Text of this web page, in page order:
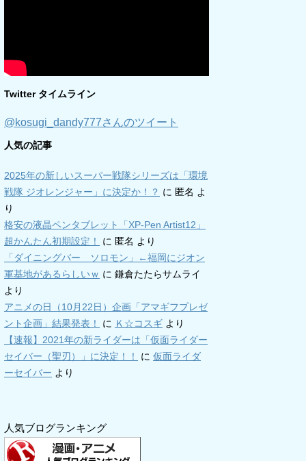
Twitter タイムライン
@kosugi_dandy777さんのツイート
人気の記事
2025年の新しいスーパー戦隊シリーズは「環境
戦隊 ジオレンジャー」に決定か！？ に 匿名 よ
り
格安の液晶ペンタブレット「XP-Pen Artist12」
超かんたん初期設定！
に 匿名 より
「ダイニングバー ソロモン」←福岡にジオン
軍基地があるらしいｗ に 鎌倉たたらサムライ
より
アニメの日（10月22日）企画「アマギフプレゼ
ント企画」結果発表！
に Ｋ☆コスギ より
【速報】2021年の新ライダーは「仮面ライダー
セイバー（聖刃）」に決定！！
に 仮面ライダ
ーセイバー より
人気ブログランキング